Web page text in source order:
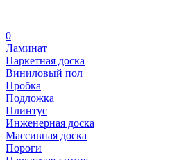
0
Ламинат
Паркетная доска
Виниловый пол
Пробка
Подложка
Плинтус
Инженерная доска
Массивная доска
Пороги